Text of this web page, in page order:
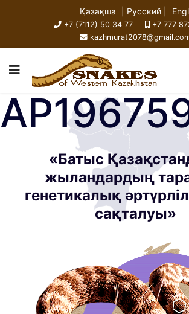
Қазақша | Русский |
+7 (7112) 50 34 77
+7 777
«Батыс
жыландардың
генетикалық
сақталуы»